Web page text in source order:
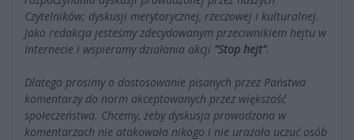
Czytelników; dyskusji merytorycznej, rzeczowej i kulturalnej.
Jako redakcja jesteśmy zdecydowanym przeciwnikiem hejtu w
Internecie i wspieramy działania akcji "Stop hejt".
Dlatego prosimy o dostosowanie pisanych przez Państwa
komentarzy do norm akceptowanych przez większość
społeczeństwa. Chcemy, żeby dyskusja prowadzona w
komentarzach nie atakowała nikogo i nie urażała uczuć osób